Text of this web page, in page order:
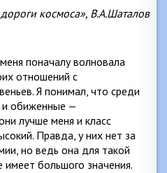
космоса», В.А.Шаталов
поначалу волновала
отношений с
Я понимал, что среди
и обиженные —
лучше меня и класс
Правда, у них нет за
но ведь она для такой
большого значения.